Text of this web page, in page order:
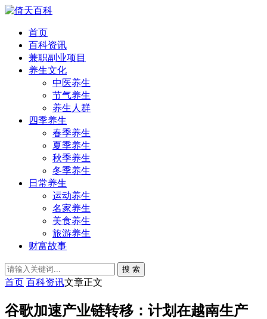
首页
百科资讯
兼职副业项目
养生文化
中医养生
节气养生
养生人群
四季养生
春季养生
夏季养生
秋季养生
冬季养生
日常养生
运动养生
名家养生
美食养生
旅游养生
财富故事
搜 索
首页 百科资讯文章正文
谷歌加速产业链转移：计划在越南生产